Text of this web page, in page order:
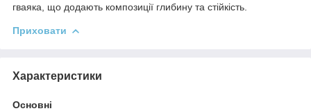
гваяка, що додають композиції глибину та стійкість.
Приховати
Характеристики
Основні